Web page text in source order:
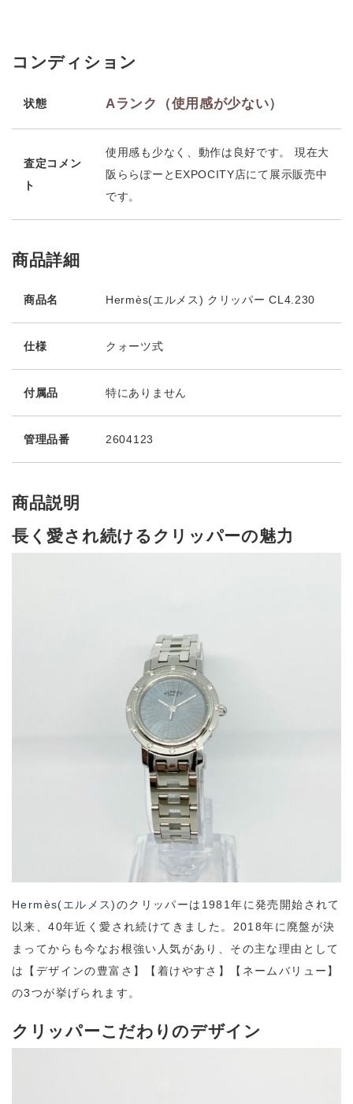
コンディション
状態 Aランク（使用感が少ない）
査定コメン
ト
使用感も少なく、動作は良好です。 現在大
阪ららぽーとEXPOCITY店にて展示販売中
です。
商品詳細
商品名 Hermès(エルメス) クリッパー CL4.230
仕様 クォーツ式
付属品 特にありません
管理品番 2604123
商品説明
長く愛され続けるクリッパーの魅力
Hermès(エルメス)のクリッパーは1981年に発売開始されて
以来、40年近く愛され続けてきました。2018年に廃盤が決
まってからも今なお根強い人気があり、その主な理由として
は【デザインの豊富さ】【着けやすさ】【ネームバリュー】
の3つが挙げられます。
クリッパーこだわりのデザイン